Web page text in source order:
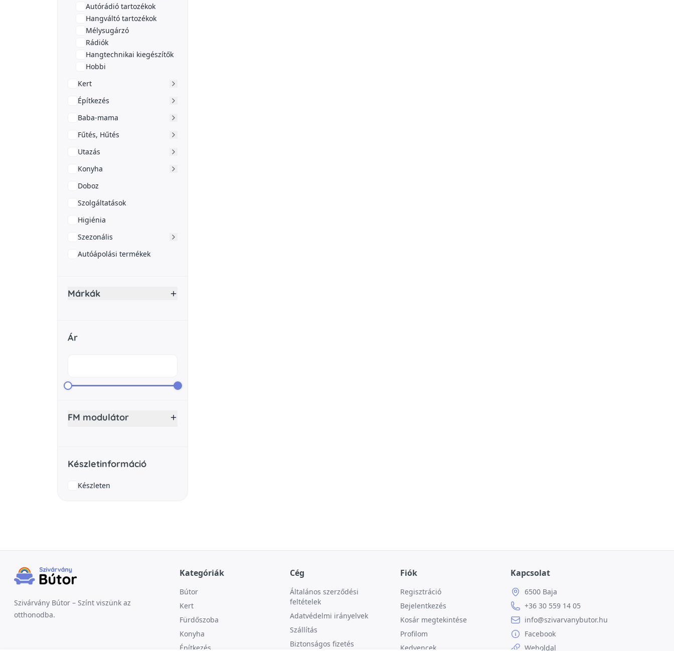
Autórádió tartozékok
Hangváltó tartozékok
Mélysugárzó
Rádiók
Hangtechnikai kiegészítők
Hobbi
Kert
Építkezés
Baba-mama
Fűtés, Hűtés
Utazás
Konyha
Doboz
Szolgáltatások
Higiénia
Szezonális
Autóápolási termékek
Márkák
Ár
FM modulátor
Készletinformáció
Készleten
Szivárvány Bútor – Színt viszünk az
otthonodba.
Kategóriák
Bútor
Kert
Fürdőszoba
Konyha
Építkezés
Cég
Általános szerződési
feltételek
Adatvédelmi irányelvek
Szállítás
Biztonságos fizetés
Fiók
Regisztráció
Bejelentkezés
Kosár megtekintése
Profilom
Kedvencek
Kapcsolat
6500 Baja
+36 30 559 14 05
info@szivarvanybutor.hu
Facebook
Weboldal